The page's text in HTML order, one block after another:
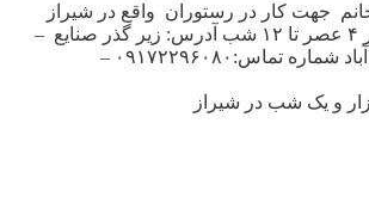
خانم جهت کار در رستوران واقع در شیراز
نیازمندیم. ساعت کار ۴ عصر تا ۱۲ شب آدرس: زیر گذر صنایع –
ابتدای کمربندی اکبر آباد شماره تماس:۰۹۱۷۲۲۹۶۰۸۰ –
و یک شب در شیراز